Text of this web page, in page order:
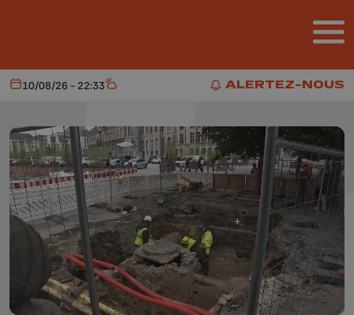
ALERTEZ-NOUS
ALERTEZ-NOUS
Aujourd'hui
10/08/26 - 22:33 Météo